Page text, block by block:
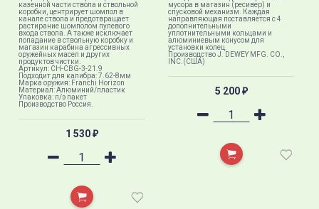
казенной части ствола и ствольной
коробки, центрирует шомпол в
канале ствола и предотвращает
растирание шомполом пулевого
входа ствола. А также исключает
попадание в ствольную коробку и
магазин карабина агрессивных
оружейных масел и других
продуктов чистки.
Артикул: CH-CBG-3-21.9
Подходит для калибра: 7.62-8мм
Марка оружия: Franchi Horizon
Материал: Алюминий/пластик
Упаковка: п/э пакет
Производство Россия.
1 530 ₽
мусора в магазин (ресивер) и
спусковой механизм. Каждая
направляющая поставляется с 4
дополнительными
уплотнительными кольцами и
алюминиевым конусом для
установки колец.
Производство J. DEWEY MFG. CO.,
INC.(США)
5 200 ₽